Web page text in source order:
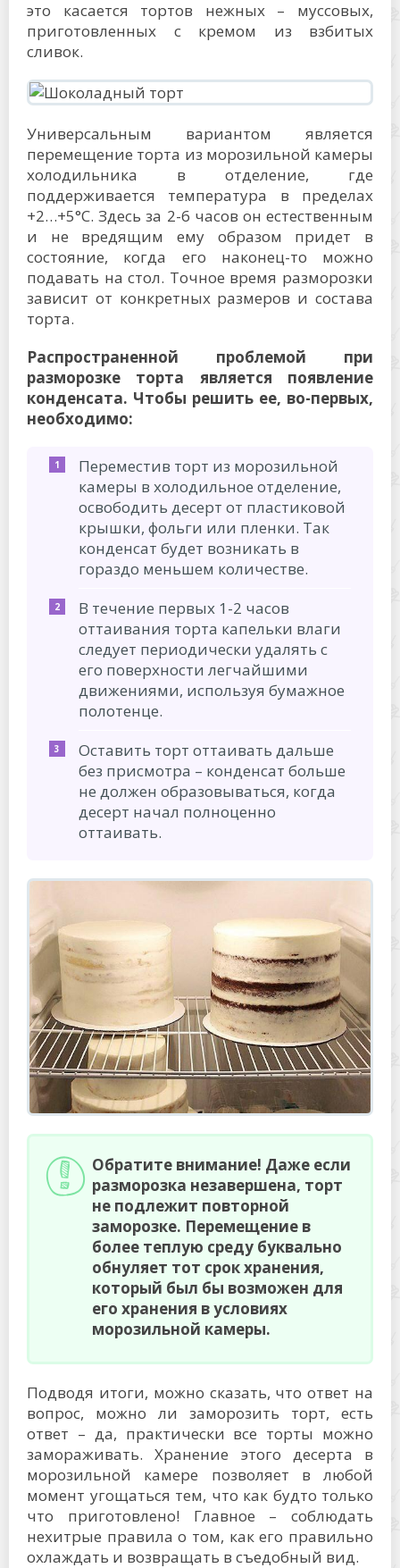
это касается тортов нежных – муссовых,
приготовленных с кремом из взбитых
сливок.
Универсальным вариантом является
перемещение торта из морозильной камеры
холодильника в отделение, где
поддерживается температура в пределах
+2…+5°С. Здесь за 2-6 часов он естественным
и не вредящим ему образом придет в
состояние, когда его наконец-то можно
подавать на стол. Точное время разморозки
зависит от конкретных размеров и состава
торта.
Распространенной проблемой при
разморозке торта является появление
конденсата. Чтобы решить ее, во-первых,
необходимо:
Переместив торт из морозильной
камеры в холодильное отделение,
освободить десерт от пластиковой
крышки, фольги или пленки. Так
конденсат будет возникать в
гораздо меньшем количестве.
В течение первых 1-2 часов
оттаивания торта капельки влаги
следует периодически удалять с
его поверхности легчайшими
движениями, используя бумажное
полотенце.
Оставить торт оттаивать дальше
без присмотра – конденсат больше
не должен образовываться, когда
десерт начал полноценно
оттаивать.
Обратите внимание! Даже если
разморозка незавершена, торт
не подлежит повторной
заморозке. Перемещение в
более теплую среду буквально
обнуляет тот срок хранения,
который был бы возможен для
его хранения в условиях
морозильной камеры.
Подводя итоги, можно сказать, что ответ на
вопрос, можно ли заморозить торт, есть
ответ – да, практически все торты можно
замораживать. Хранение этого десерта в
морозильной камере позволяет в любой
момент угощаться тем, что как будто только
что приготовлено! Главное – соблюдать
нехитрые правила о том, как его правильно
охлаждать и возвращать в съедобный вид.